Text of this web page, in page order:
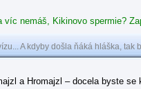
víc nemáš, Kikinovo spermie?
A kdyby došla ňáká hláška,
a Hromajzl – docela byste se